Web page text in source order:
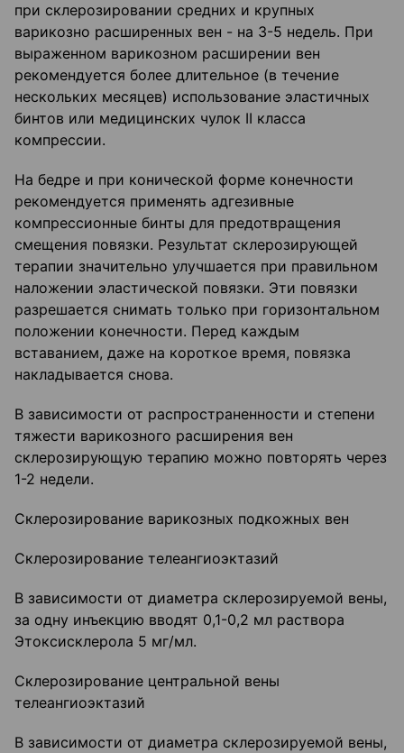
при склерозировании средних и крупных
варикозно расширенных вен - на 3-5 недель. При
выраженном варикозном расширении вен
рекомендуется более длительное (в течение
нескольких месяцев) использование эластичных
бинтов или медицинских чулок II класса
компрессии.
На бедре и при конической форме конечности
рекомендуется применять адгезивные
компрессионные бинты для предотвращения
смещения повязки. Результат склерозирующей
терапии значительно улучшается при правильном
наложении эластической повязки. Эти повязки
разрешается снимать только при горизонтальном
положении конечности. Перед каждым
вставанием, даже на короткое время, повязка
накладывается снова.
В зависимости от распространенности и степени
тяжести варикозного расширения вен
склерозирующую терапию можно повторять через
1-2 недели.
Склерозирование варикозных подкожных вен
Склерозирование телеангиоэктазий
В зависимости от диаметра склерозируемой вены,
за одну инъекцию вводят 0,1-0,2 мл раствора
Этоксисклерола 5 мг/мл.
Склерозирование центральной вены
телеангиоэктазий
В зависимости от диаметра склерозируемой вены,